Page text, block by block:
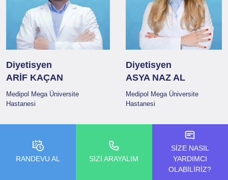
Diyetisyen
ARİF KAÇAN
Medipol Mega Üniversite
Hastanesi
Diyetisyen
ASYA NAZ AL
Medipol Mega Üniversite
Hastanesi
RANDEVU AL SİZİ ARAYALIM
SİZE NASIL
YARDIMCI
OLABİLİRİZ?